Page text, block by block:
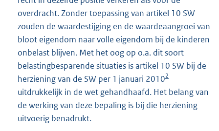
overdracht. Zonder toepassing van artikel 10 SW
zouden de waardestijging en de waardeaangroei van
bloot eigendom naar volle eigendom bij de kinderen
onbelast blijven. Met het oog op o.a. dit soort
belastingbesparende situaties is artikel 10 SW bij de
herziening van de SW per 1 januari 20102
uitdrukkelijk in de wet gehandhaafd. Het belang van
de werking van deze bepaling is bij die herziening
uitvoerig benadrukt.